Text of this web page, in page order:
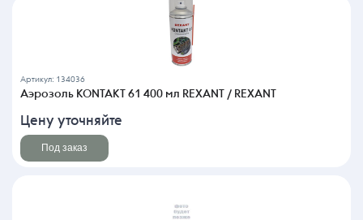
Артикул: 134036
Аэрозоль KONTAKT 61 400 мл REXANT / REXANT
Цену уточняйте
Под заказ